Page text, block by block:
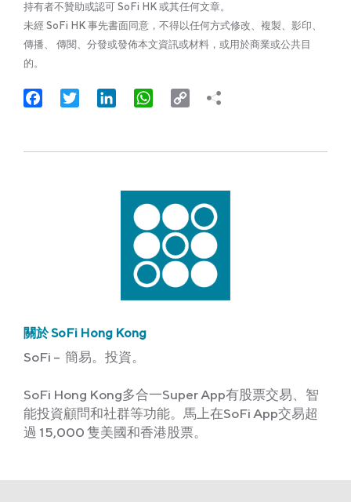
持有者不贊助或認可 SoFi HK 或其任何文章。
未經 SoFi HK 事先書面同意，不得以任何方式修改、複製、影印、
傳播、 傳閱、分發或發佈本文資訊或材料，或用於商業或公共目
的。
FacebookTwitter LinkedInWhatsApp
Copy
關於 SoFi Hong Kong
SoFi – 簡易。投資。
SoFi Hong Kong多合一Super App有股票交易、智
能投資顧問和社群等功能。馬上在SoFi App交易超
過 15,000 隻美國和香港股票。